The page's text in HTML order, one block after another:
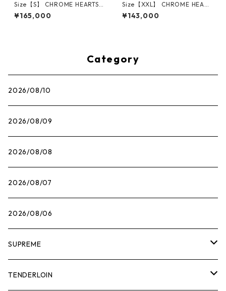
Size【S】 CHROME HEARTS
クロム・ハーツ HONOLULU E
XCLUSIVE 5anniversary ホノ
¥165,000
Size【XXL】 CHROME HEART
S クロム・ハーツ CH ARCH U
SA SS T-SHIRT WHITE Tシャ
¥143,000
Category
2026/08/10
2026/08/09
2026/08/08
2026/08/07
2026/08/06
SUPREME
Tシャツ
TENDERLOIN